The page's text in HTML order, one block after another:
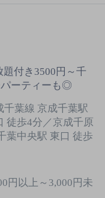
題付き3500円～千
パーティーも◎
千葉線 京成千葉駅
徒歩4分／京成千原
葉中央駅 東口 徒歩
円以上～3,000円未